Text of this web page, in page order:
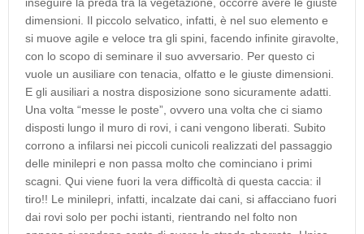
inseguire la preda tra la vegetazione, occorre avere le giuste
dimensioni. Il piccolo selvatico, infatti, è nel suo elemento e
si muove agile e veloce tra gli spini, facendo infinite giravolte,
con lo scopo di seminare il suo avversario. Per questo ci
vuole un ausiliare con tenacia, olfatto e le giuste dimensioni.
E gli ausiliari a nostra disposizione sono sicuramente adatti.
Una volta “messe le poste”, ovvero una volta che ci siamo
disposti lungo il muro di rovi, i cani vengono liberati. Subito
corrono a infilarsi nei piccoli cunicoli realizzati del passaggio
delle minilepri e non passa molto che cominciano i primi
scagni. Qui viene fuori la vera difficoltà di questa caccia: il
tiro!! Le minilepri, infatti, incalzate dai cani, si affacciano fuori
dai rovi solo per pochi istanti, rientrando nel folto non